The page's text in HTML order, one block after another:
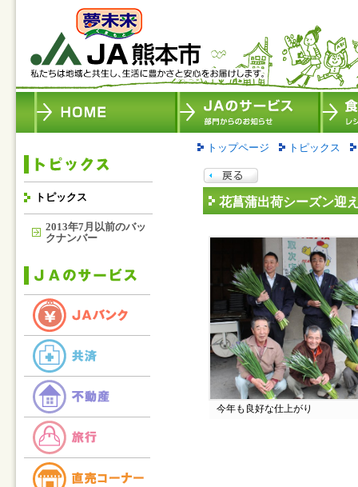
トピックス
2013年7月以前のバッ
クナンバー
トップページ トピックス
花菖蒲出荷シーズン迎
今年も良好な仕上がり